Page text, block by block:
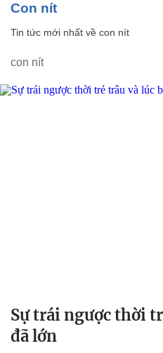
con nít
Tin tức mới nhất về con nít
con nít
Sự trái ngược thời
đã lớn